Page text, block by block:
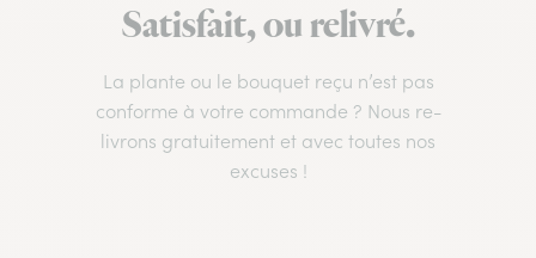
Satisfait, ou relivré.
La plante ou le bouquet reçu n’est pas
conforme à votre commande ? Nous re-
livrons gratuitement et avec toutes nos
excuses !